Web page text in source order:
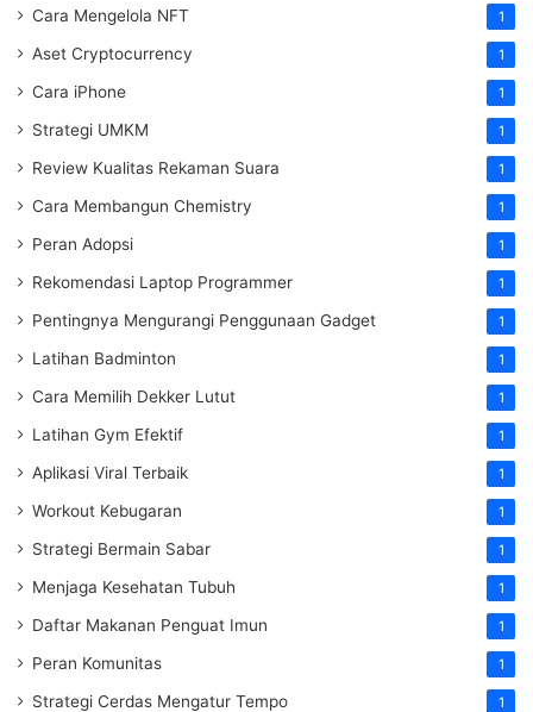
Cara Mengelola NFT 1
Aset Cryptocurrency 1
Cara iPhone 1
Strategi UMKM 1
Review Kualitas Rekaman Suara 1
Cara Membangun Chemistry 1
Peran Adopsi 1
Rekomendasi Laptop Programmer 1
Pentingnya Mengurangi Penggunaan Gadget 1
Latihan Badminton 1
Cara Memilih Dekker Lutut 1
Latihan Gym Efektif 1
Aplikasi Viral Terbaik 1
Workout Kebugaran 1
Strategi Bermain Sabar 1
Menjaga Kesehatan Tubuh 1
Daftar Makanan Penguat Imun 1
Peran Komunitas 1
Strategi Cerdas Mengatur Tempo 1